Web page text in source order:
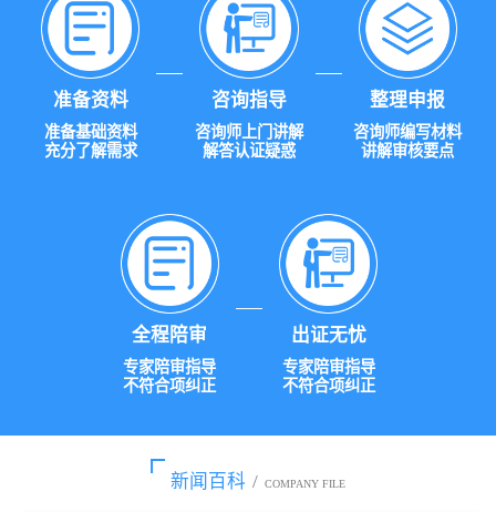
准备资料
准备基础资料
充分了解需求
咨询指导
咨询师上门讲解
解答认证疑惑
整理申报
咨询师编写材料
讲解审核要点
全程陪审
专家陪审指导
不符合项纠正
出证无忧
专家陪审指导
不符合项纠正
新闻百科 / COMPANY FILE